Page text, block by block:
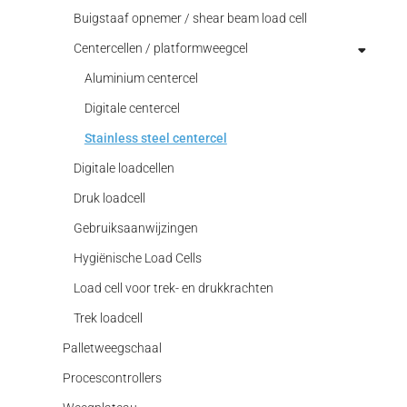
Multicomponent Transducers
Opnemer met 2 bereiken
Overbelastings beveiliging kabel
Poelie sensoren
Robot sensor
Trek kracht
Trek/druk kracht
Buigstaaf opnemer / shear beam load cell
Centercellen / platformweegcel
Aluminium centercel
Digitale centercel
Stainless steel centercel
Digitale loadcellen
Druk loadcell
Gebruiksaanwijzingen
Hygiënische Load Cells
Load cell voor trek- en drukkrachten
Trek loadcell
Palletweegschaal
Procescontrollers